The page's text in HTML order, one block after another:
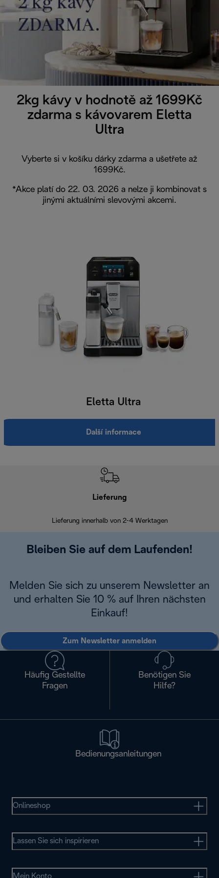
2kg kávy v hodnotě až 1699Kč
zdarma s kávovarem Eletta
Ultra
Vyberte si v košíku dárky zdarma a ušetřete až
1699Kč.
*Akce platí do 22. 03. 2026 a nelze ji kombinovat s
jinými aktuálními slevovými akcemi.
Eletta Ultra
Další informace
Lieferung
Lieferung innerhalb von 2-4 Werktagen
Bleiben Sie auf dem Laufenden!
Melden Sie sich zu unserem Newsletter an
und erhalten Sie 10 % auf Ihren nächsten
Einkauf!
Zum Newsletter anmelden
Häufig Gestellte
Fragen
Benötigen Sie
Hilfe?
Bedienungsanleitungen
Onlineshop
Lassen Sie sich inspirieren
Mein Konto